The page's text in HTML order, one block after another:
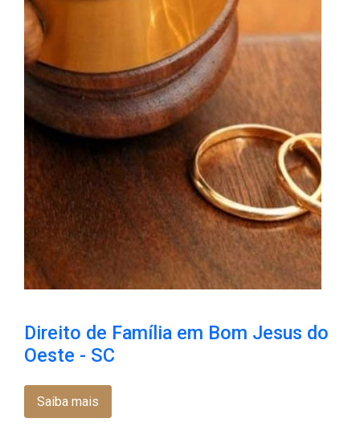
Direito de Família em Bom Jesus do
Oeste - SC
Saiba mais